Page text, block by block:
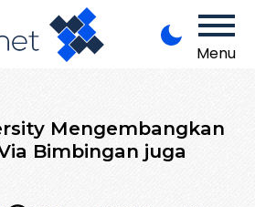
Menu
Mengembangkan
Bimbingan juga